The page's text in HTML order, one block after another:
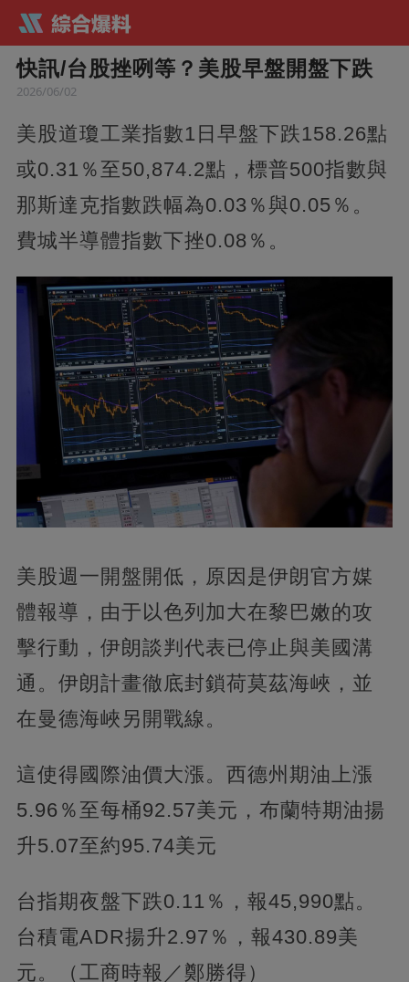
快訊/台股挫咧等？美股早盤開盤下跌
2026/06/02
美股道瓊工業指數1日早盤下跌158.26點
或0.31％至50,874.2點，標普500指數與
那斯達克指數跌幅為0.03％與0.05％。
費城半導體指數下挫0.08％。
美股週一開盤開低，原因是伊朗官方媒
體報導，由于以色列加大在黎巴嫩的攻
擊行動，伊朗談判代表已停止與美國溝
通。伊朗計畫徹底封鎖荷莫茲海峽，並
在曼德海峽另開戰線。
這使得國際油價大漲。西德州期油上漲
5.96％至每桶92.57美元，布蘭特期油揚
升5.07至約95.74美元
台指期夜盤下跌0.11％，報45,990點。
台積電ADR揚升2.97％，報430.89美
元。（工商時報／鄭勝得）